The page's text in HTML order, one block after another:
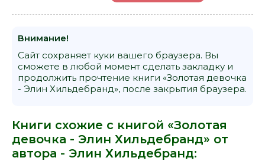
Внимание!
Сайт сохраняет куки вашего браузера. Вы
сможете в любой момент сделать закладку и
продолжить прочтение книги «Золотая девочка
- Элин Хильдебранд», после закрытия браузера.
Книги схожие с книгой «Золотая
девочка - Элин Хильдебранд» от
автора - Элин Хильдебранд: